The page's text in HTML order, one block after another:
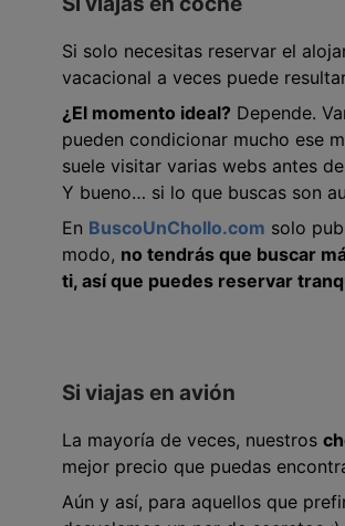
Si solo necesitas reservar el
vacacional a veces puede
¿El momento ideal? Depende.
pueden condicionar mucho ese
suele visitar varias webs antes
Y bueno… si lo que buscas son
En BuscoUnChollo.com solo
modo, no tendrás que buscar
ti, así que puedes reservar
Si viajas en avión
La mayoría de veces, nuestros
mejor precio que puedas
Aún y así, para aquellos que